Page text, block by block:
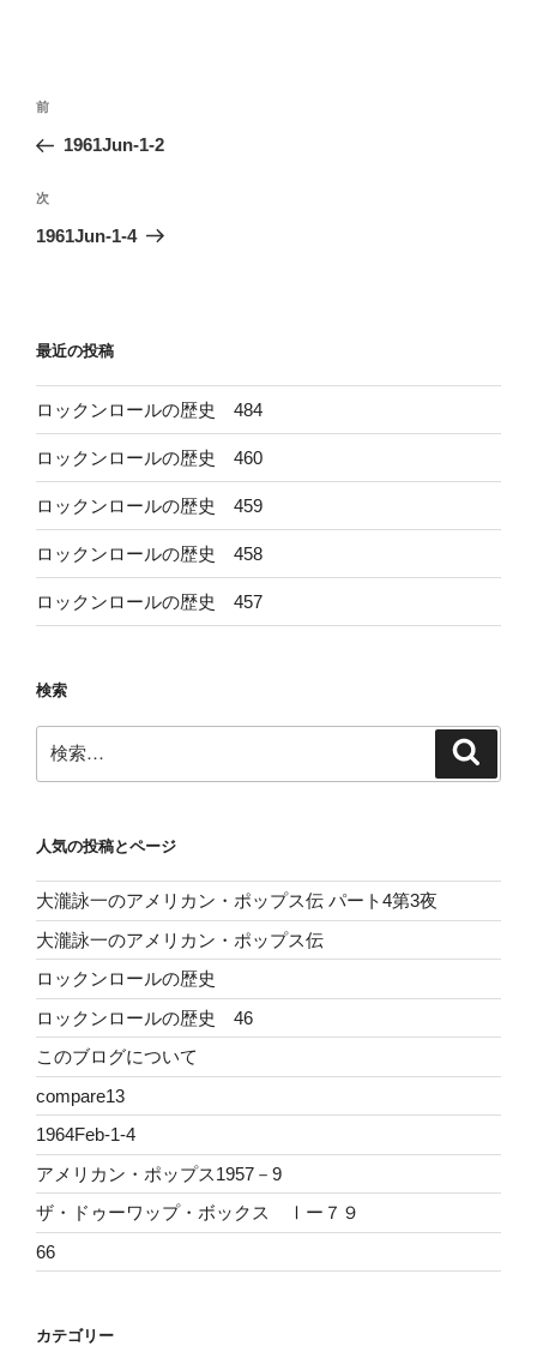
投
ナ
ビ
ゲ
ン
前
の
稿
前
1961Jun-1-2
次
の
次
1961Jun-1-4
最近の投稿
ロックンロールの歴史 484
ロックンロールの歴史 460
ロックンロールの歴史 459
ロックンロールの歴史 458
ロックンロールの歴史 457
検索
索:
人気の投稿とページ
大瀧詠一のアメリカン・ポップス伝 パート4第3夜
大瀧詠一のアメリカン・ポップス伝
ロックンロールの歴史
ロックンロールの歴史 46
このブログについて
compare13
1964Feb-1-4
アメリカン・ポップス1957－9
ザ・ドゥーワップ・ボックス Ⅰー７９
66
カテゴリー